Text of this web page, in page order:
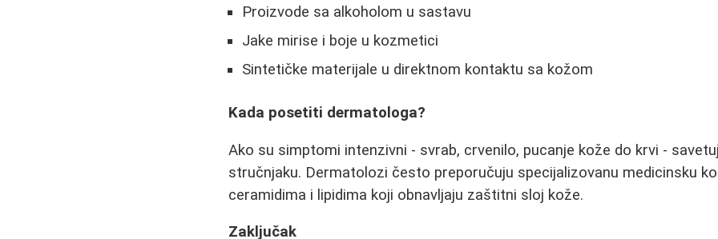
Proizvode sa alkoholom u sastavu
Jake mirise i boje u kozmetici
Sintetičke materijale u direktnom kontaktu sa kožom
Kada posetiti dermatologa?
Ako su simptomi intenzivni - svrab, crvenilo, pucanje kože do krvi -
stručnjaku. Dermatolozi često preporučuju specijalizovanu medicinsku
ceramidima i lipidima koji obnavljaju zaštitni sloj kože.
Zaključak